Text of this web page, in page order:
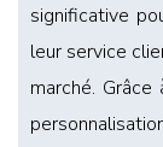
significative
leur service
marché.